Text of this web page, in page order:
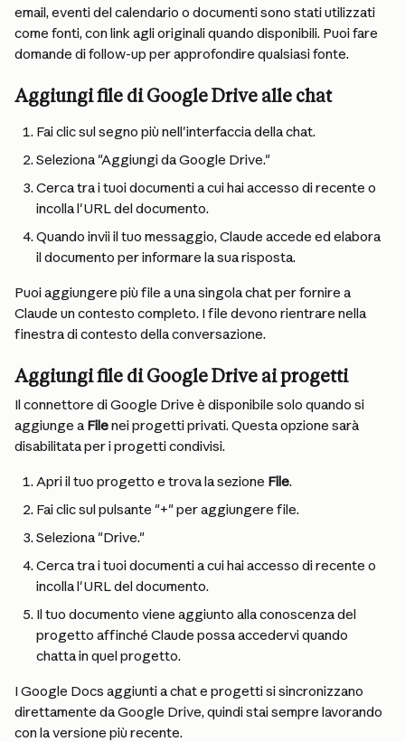
email, eventi del calendario o documenti sono stati utilizzati
come fonti, con link agli originali quando disponibili. Puoi fare
domande di follow-up per approfondire qualsiasi fonte.
Aggiungi file di Google Drive alle chat
Fai clic sul segno più nell'interfaccia della chat.
Seleziona "Aggiungi da Google Drive."
Cerca tra i tuoi documenti a cui hai accesso di recente o
incolla l'URL del documento.
Quando invii il tuo messaggio, Claude accede ed elabora
il documento per informare la sua risposta.
Puoi aggiungere più file a una singola chat per fornire a
Claude un contesto completo. I file devono rientrare nella
finestra di contesto della conversazione.
Aggiungi file di Google Drive ai progetti
Il connettore di Google Drive è disponibile solo quando si
aggiunge a File nei progetti privati. Questa opzione sarà
disabilitata per i progetti condivisi.
Apri il tuo progetto e trova la sezione File.
Fai clic sul pulsante "+" per aggiungere file.
Seleziona "Drive."
Cerca tra i tuoi documenti a cui hai accesso di recente o
incolla l'URL del documento.
Il tuo documento viene aggiunto alla conoscenza del
progetto affinché Claude possa accedervi quando
chatta in quel progetto.
I Google Docs aggiunti a chat e progetti si sincronizzano
direttamente da Google Drive, quindi stai sempre lavorando
con la versione più recente.